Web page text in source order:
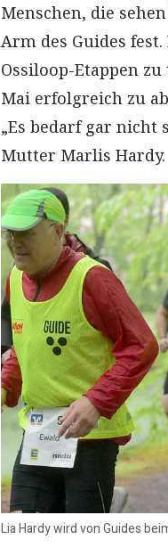
Menschen, die
Arm des Guides
Ossiloop-Etappen
Mai erfolgreich zu
„Es bedarf gar
Mutter Marlis Hardy.
Lia Hardy wird von Guides